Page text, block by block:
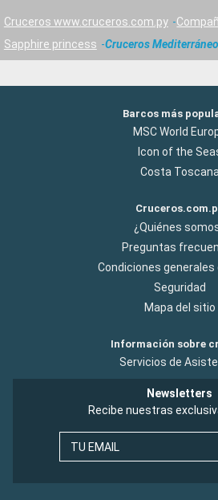
Cruceros www.cruceros.com.py
Sapphire princess
Cruceros Mediterráneo
Barcos más
MSC World
Icon of the
Costa
¿Quiénes
Preguntas
Condiciones generales
Seguridad
Mapa del sitio
Información sobre
Servicios de
Newsletters
Recibe nuestras
TU EMAIL